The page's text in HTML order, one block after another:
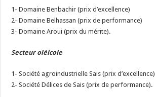
1- Domaine Benbachir (prix d’excellence)
2- Domaine Belhassan (prix de performance)
3- Domaine Aroui (prix du mérite).
Secteur oléicole
1- Société agroindustrielle Sais (prix d’excellence)
2- Société Délices de Sais (prix de performance).